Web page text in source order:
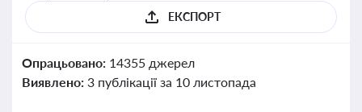
ЕКСПОРТ
Опрацьовано: 14355 джерел
Виявлено: 3 публікації за 10 листопада